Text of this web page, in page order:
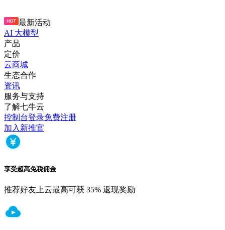
最新活动
AI 大模型
产品
定价
云商城
生态合作
资讯
服务与支持
了解七牛云
控制台登录免费注册
加入新推官
享受超高免税佣金
推荐好友上云最高可获 35% 返现奖励